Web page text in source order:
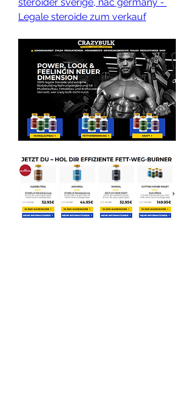
Legale steroide zum verkauf